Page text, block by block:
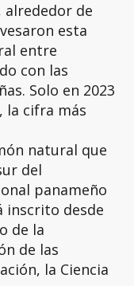
alrededor de
esta
entre
con las
Solo en 2023
la cifra más
natural que
del
panameño
inscrito desde
de la
de las
la Ciencia